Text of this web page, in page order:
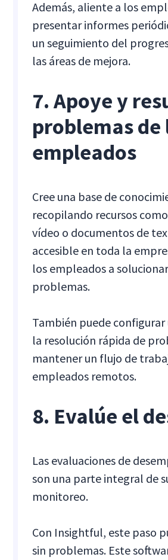
Además, aliente a los
presentar informes
un seguimiento del
las áreas de mejora.
7. Apoye y
problemas de
empleados
Cree una base de
recopilando recursos
vídeo o documentos de
accesible en toda la
los empleados a
problemas.
También puede configurar
la resolución rápida de
mantener un flujo de
empleados remotos.
8. Evalúe el
Las evaluaciones de
son una parte integral de
monitoreo.
Con Insightful, este paso
sin problemas. Este